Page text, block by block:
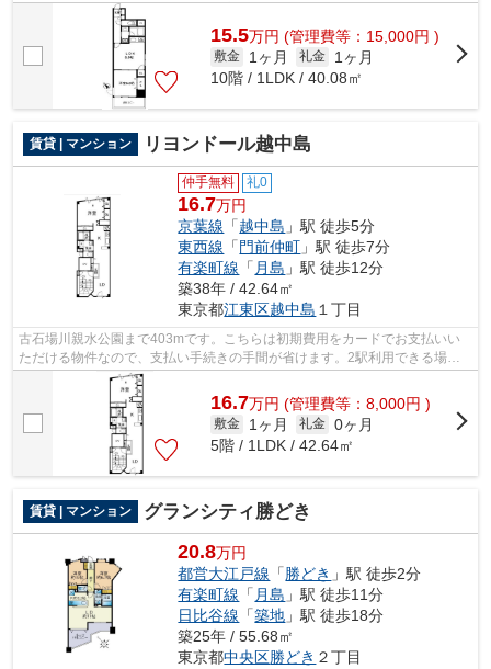
す。2駅利用可能でとても利便性の高い物件...
15.5万円 (管理費等：15,000円 )
敷金 1ヶ月 礼金
1ヶ月
10階 / 1LDK / 40.08㎡
賃貸 | マンション リヨンドール越中島
仲手無料 礼0
16.7万円
京葉線 「越中島 」駅 徒歩5分
東西線 「 門前仲町 」駅 徒歩7分
有楽町線 「 月島 」駅 徒歩12分
築38年 / 42.64㎡
東京都江東区越中島 １丁目
古石場川親水公園まで403mです。こちらは初期費用をカードでお支払いい
ただける物件なので、支払い手続きの手間が省けます。2駅利用できる場所
にあり、行き先に合わせて使い分けができ...
16.7万円 (管理費等：8,000円 )
敷金 1ヶ月 礼金 0ヶ月
5階 / 1LDK / 42.64㎡
賃貸 | マンション グランシティ勝どき
20.8万円
都営大江戸線 「 勝どき 」駅 徒歩2分
有楽町線 「 月島 」駅 徒歩11分
日比谷線 「築地 」駅 徒歩18分
築25年 / 55.68㎡
東京都中央区勝どき ２丁目